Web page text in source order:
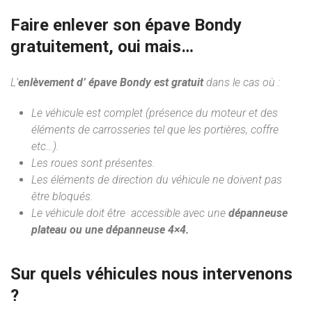
Faire enlever son épave Bondy
gratuitement, oui mais…
L’enlèvement d’ épave Bondy est gratuitdans le cas où :
Le véhicule est complet (présence du moteur et des
éléments de carrosseries tel que les portières, coffre
etc…).
Les roues sont présentes.
Les éléments de direction du véhicule ne doivent pas
être bloqués.
Le véhicule doit être accessible avec une dépanneuse
plateau ou une dépanneuse 4×4.
Sur quels véhicules nous intervenons
?